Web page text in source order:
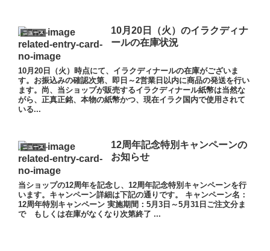
ニュース
10月20日（火）のイラクディナ
ールの在庫状況
10月20日（火）時点にて、イラクディナールの在庫がございま
す。お振込みの確認次第、即日～2営業日以内に商品の発送を行い
ます。尚、当ショップが販売するイラクディナール紙幣は当然な
がら、正真正銘、本物の紙幣かつ、現在イラク国内で使用されて
いる...
ニュース
12周年記念特別キャンペーンの
お知らせ
当ショップの12周年を記念し、12周年記念特別キャンペーンを行
います。キャンペーン詳細は下記の通りです。 キャンペーン名：
12周年特別キャンペーン 実施期間：5月3日～5月31日ご注文分ま
で もしくは在庫がなくなり次第終了 ...